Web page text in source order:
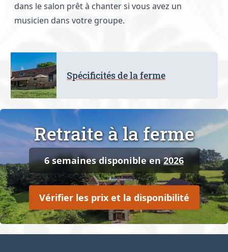
dans le salon prêt à chanter si vous avez un
musicien dans votre groupe.
Spécificités de la ferme
Retraite à la ferme
6 semaines disponible en2026
Vérifier les prix et la disponibilité